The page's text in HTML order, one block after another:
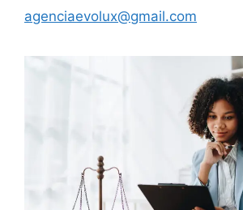
agenciaevolux@gmail.com